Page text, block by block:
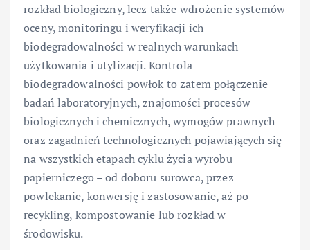
rozkład biologiczny, lecz także wdrożenie systemów
oceny, monitoringu i weryfikacji ich
biodegradowalności w realnych warunkach
użytkowania i utylizacji. Kontrola
biodegradowalności powłok to zatem połączenie
badań laboratoryjnych, znajomości procesów
biologicznych i chemicznych, wymogów prawnych
oraz zagadnień technologicznych pojawiających się
na wszystkich etapach cyklu życia wyrobu
papierniczego – od doboru surowca, przez
powlekanie, konwersję i zastosowanie, aż po
recykling, kompostowanie lub rozkład w
środowisku.